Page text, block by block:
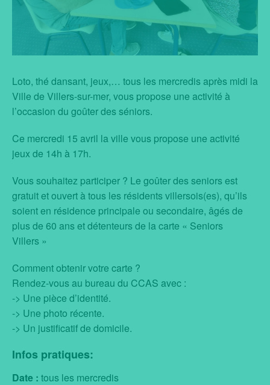
Loto, thé dansant, jeux,… tous les mercredis après midi la
Ville de Villers-sur-mer, vous propose une activité à
l’occasion du goûter des séniors.
Ce mercredi 15 avril la ville vous propose une activité
jeux de 14h à 17h.
Vous souhaitez participer ? Le goûter des seniors est
gratuit et ouvert à tous les résidents villersois(es), qu’ils
soient en résidence principale ou secondaire, âgés de
plus de 60 ans et détenteurs de la carte « Seniors
Villers »
Comment obtenir votre carte ?
Rendez-vous au bureau du CCAS avec :
-> Une pièce d’identité.
-> Une photo récente.
-> Un justificatif de domicile.
Infos pratiques:
Date : tous les mercredis